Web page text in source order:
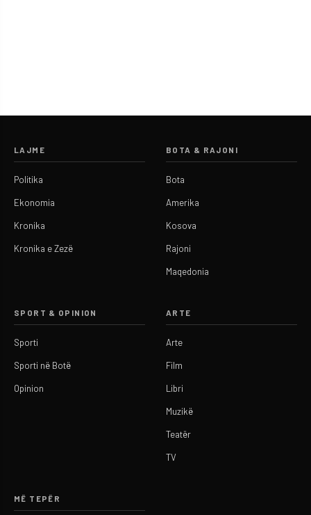
LAJME
Politika
Ekonomia
Kronika
Kronika e Zezë
BOTA & RAJONI
Bota
Amerika
Kosova
Rajoni
Maqedonia
SPORT & OPINION
Sporti
Sporti në Botë
Opinion
ARTE
Arte
Film
Libri
Muzikë
Teatër
TV
MË TEPËR